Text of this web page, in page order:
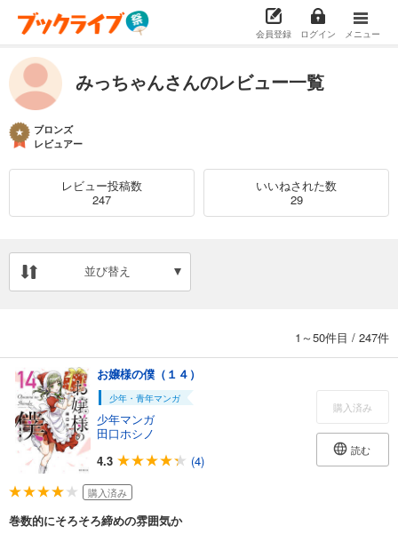
会員登録 ログイン メニュー
みっちゃんさんのレビュー一覧
ブロンズ
レビュアー
レビュー投稿数
247
いいねされた数
29
並び替え
1～50件目 / 247件
お嬢様の僕（１４）
少年・青年マンガ
少年マンガ
田口ホシノ
4.3
(4)
購入済み
読む
購入済み
巻数的にそろそろ締めの雰囲気か